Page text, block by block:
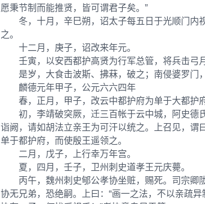
愿秉节制而能推贤，皆可谓君子矣。”
冬，十月，辛巳朔，诏太子每五日于光顺门内
之。
十二月，庚子，诏改来年元。
壬寅，以安西都护高贤为行军总管，将兵击弓月
是岁，大食击波斯、拂菻，破之；南侵婆罗门，
麟德元年甲子，公元六六四年
春，正月，甲子，改云中都护府为单于大都护府
初，李靖破突厥，迁三百帐于云中城，阿史德
诣阙，请如胡法立亲王为可汗以统之。上召见，谓
单于都护府，而使殷王遥领之。
二月，戊子，上行幸万年宫。
夏，四月，壬子，卫州刺史道孝王元庆薨。
丙午，魏州刺史郇公孝协坐赃，赐死。司宗卿
协无兄弟，恐绝嗣。上曰：“画一之法，不以亲疏